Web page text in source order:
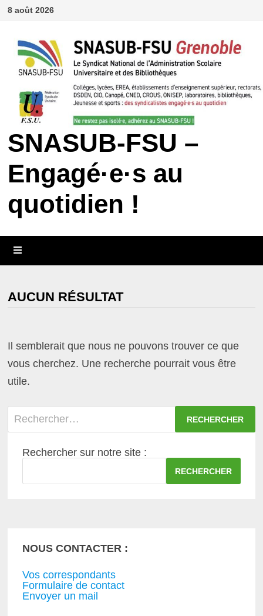
Passer
au8 août 2026
SNASUB-FSU –
Engagé·e·s au
quotidien !
AUCUN RÉSULTAT
Il semblerait que nous ne pouvons trouver ce que
vous cherchez. Une recherche pourrait vous être
utile.
Rechercher :
Rechercher sur notre site :
RECHERCHER
NOUS CONTACTER :
Vos correspondants
Formulaire de contact
Envoyer un mail